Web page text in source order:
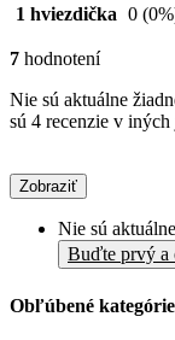
1 hviezdička 0
7 hodnotení
Nie sú aktuálne
sú 4 recenzie v
Zobraziť
Nie sú
Buďte prvý a
Obľúbené